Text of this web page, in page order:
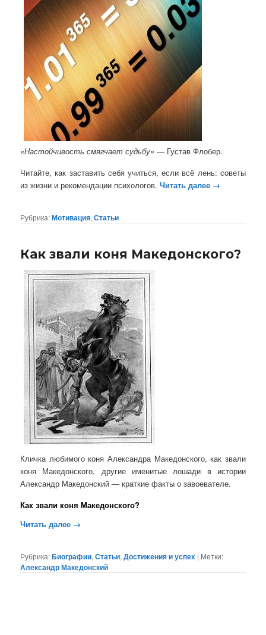
«Настойчивость смягчает судьбу» — Густав Флобер.
Читайте, как заставить себя учиться, если всё лень: советы
из жизни и рекомендации психологов. Читать далее →
Рубрика:Мотивация,Статьи
Как звали коня Македонского?
Кличка любимого коня Александра Македонского, как звали
коня Македонского, другие именитые лошади в истории
Александр Македонский — краткие факты о завоевателе.
Как звали коня Македонского?
Читать далее →
Рубрика:Биографии,Статьи,Достижения и успех | Метки:
Александр Македонский